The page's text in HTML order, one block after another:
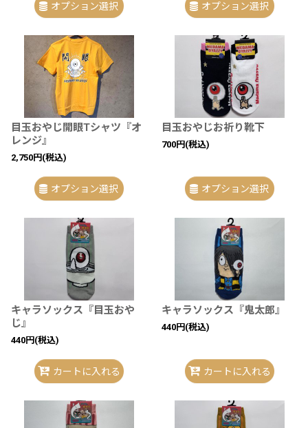
オプション選択 オプション選択
目玉おやじ開眼Tシャツ『オ
レンジ』
2,750円 (税込)
オプション選択
目玉おやじお祈り靴下
700円 (税込)
オプション選択
キャラソックス『目玉おや
じ』
440円 (税込)
カートに入れる
キャラソックス『鬼太郎』
440円 (税込)
カートに入れる